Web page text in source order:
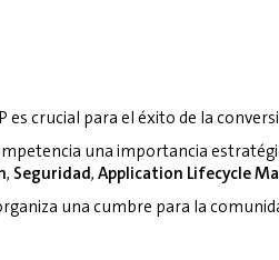
es crucial para el éxito de la
una importancia
, Seguridad, Application Lifecycle
una cumbre para la